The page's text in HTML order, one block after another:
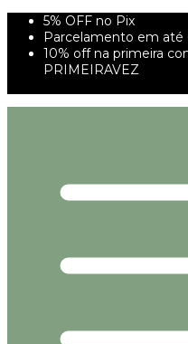
5% OFF no Pix
Parcelamento em até
10% off na primeira
PRIMEIRAVEZ